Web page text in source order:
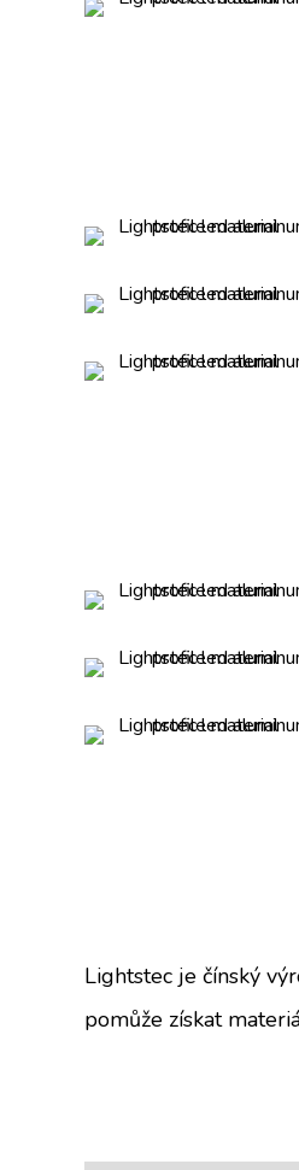
Lightstec je čínský
pomůže získat